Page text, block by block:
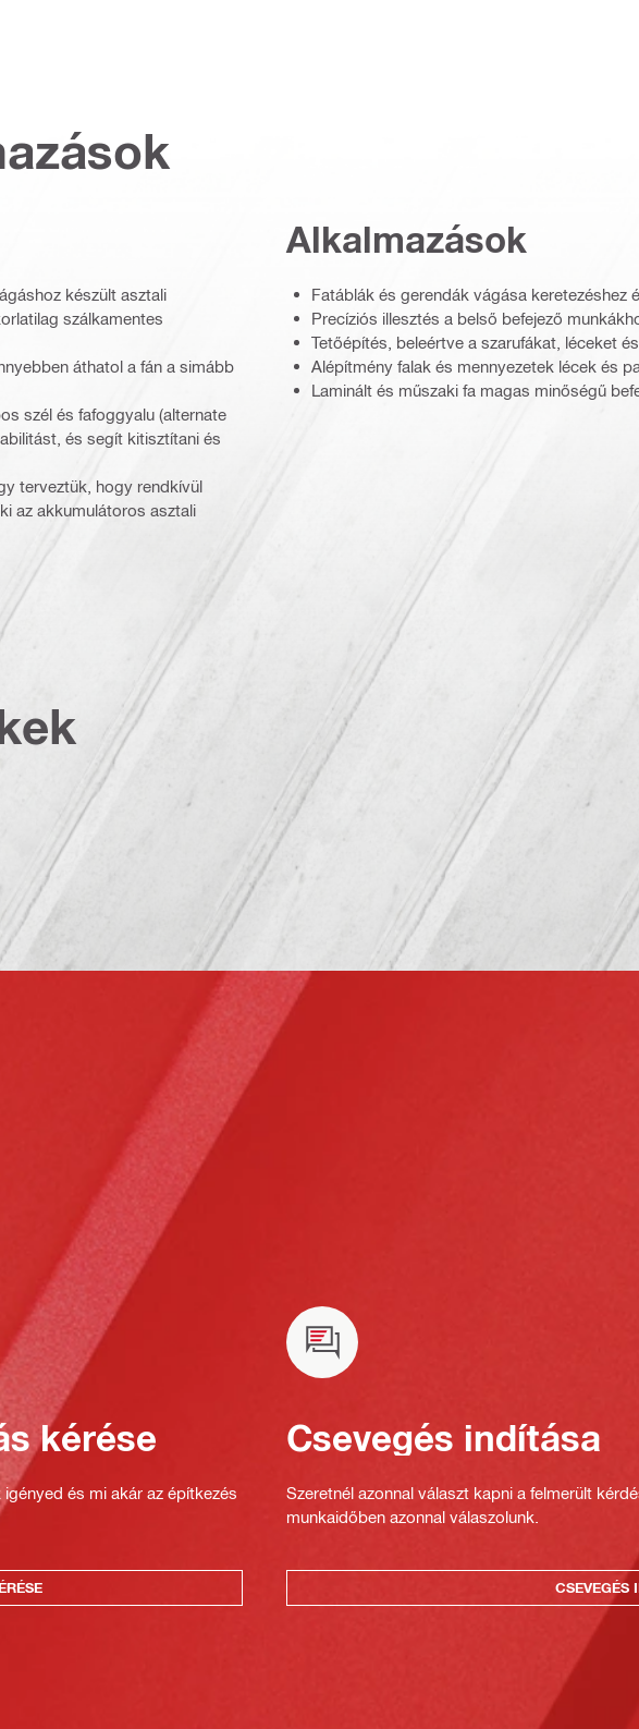
készült asztali
szálkamentes
áthatol a fán a simább
szél és fafoggyalu (alternate
és segít kitisztítani és
terveztük, hogy rendkívül
az akkumulátoros asztali
Alkalmazások
Fatáblák és gerendák vágása keretezéshez
Precíziós illesztés a belső befejező
Tetőépítés, beleértve a szarufákat, léceket
Alépítmény falak és mennyezetek lécek és
Laminált és műszaki fa magas minőségű
kérése
és mi akár az építkezés
Csevegés indítása
Szeretnél azonnal választ kapni a felmerült
munkaidőben azonnal válaszolunk.
CSEVEGÉS